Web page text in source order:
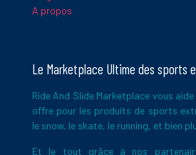
A propos
Le Marketplace Ultime des sports
Ride And Slide Marketplace vous
offre pour les produits de sports
le snow, le skate, le running, et bien
Et le tout grâce à nos